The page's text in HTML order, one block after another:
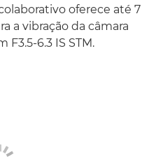
oferece até 7
a vibração da câmara
F3.5-6.3 IS STM.